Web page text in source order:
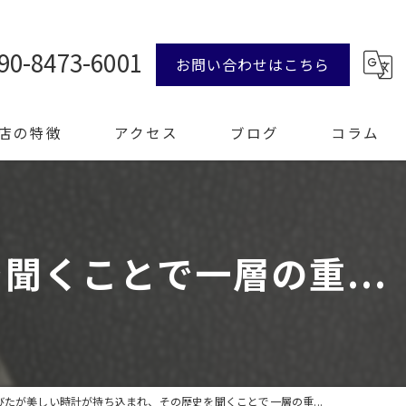
8473-6001 お問い合わせはこちら
の特徴
理
アクセス ブログ コラム
くことで一層の重...
たが美しい時計が持ち込まれ、その歴史を聞くことで一層の重...